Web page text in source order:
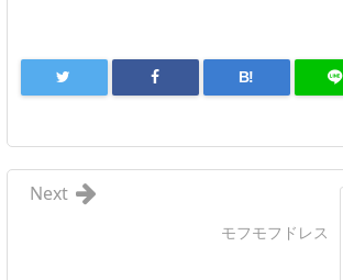
B!
モフモフドレス
Next